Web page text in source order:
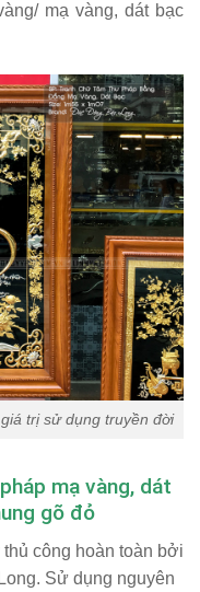
mạ vàng, dát bạc
trị sử dụng truyền đời
mạ vàng, dát
gõ đỏ
công hoàn toàn bởi
Sử dụng nguyên